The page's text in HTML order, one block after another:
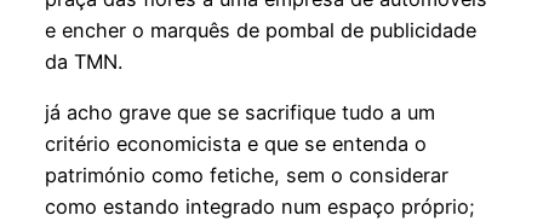
e encher o marquês de pombal de publicidade
da TMN.
já acho grave que se sacrifique tudo a um
critério economicista e que se entenda o
património como fetiche, sem o considerar
como estando integrado num espaço próprio;